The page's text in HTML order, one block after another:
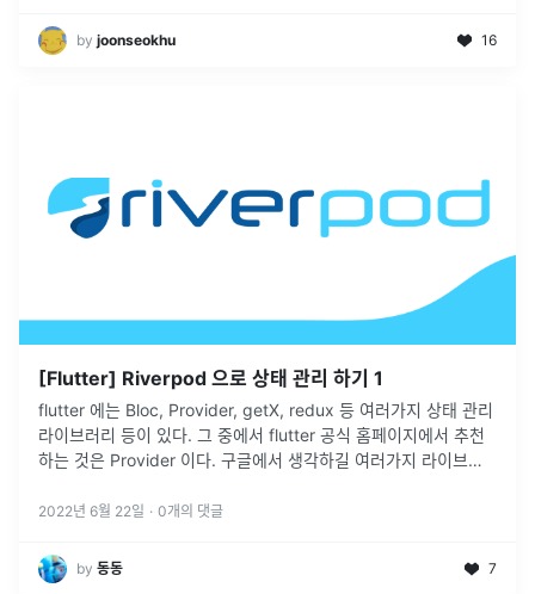
by joonseokhu 16
[Flutter] Riverpod 으로 상태 관리 하기 1
flutter 에는 Bloc, Provider, getX, redux 등 여러가지 상태 관리
라이브러리 등이 있다. 그 중에서 flutter 공식 홈페이지에서 추천
하는 것은 Provider 이다. 구글에서 생각하길 여러가지 라이브러
2022년 6월 22일 · 0개의 댓글
by 동동 7